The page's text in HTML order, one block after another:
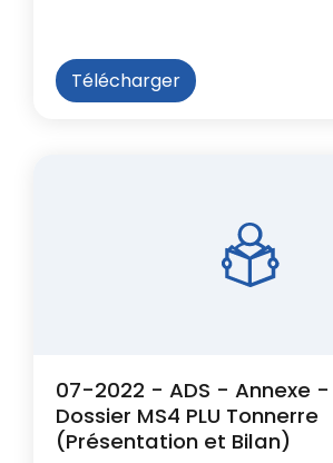
Télécharger
07-2022 - ADS - Annexe -
Dossier MS4 PLU Tonnerre
(Présentation et Bilan)